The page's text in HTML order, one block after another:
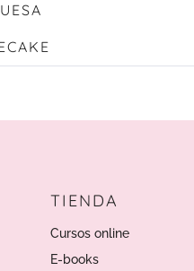
TIENDA
Cursos online
E-books